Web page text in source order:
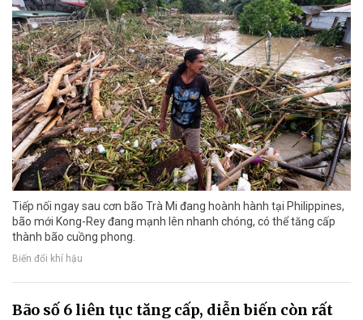
Tiếp nối ngay sau cơn bão Trà Mi đang hoành hành tại Philippines,
bão mới Kong-Rey đang mạnh lên nhanh chóng, có thể tăng cấp
thành bão cuồng phong.
Biến đổi khí hậu
Bão số 6 liên tục tăng cấp, diễn biến còn rất